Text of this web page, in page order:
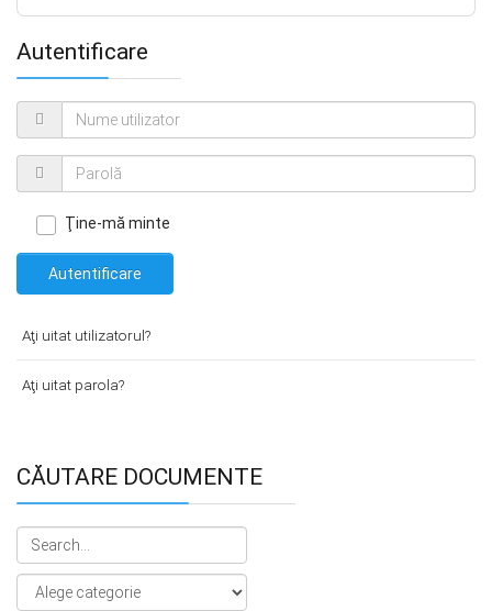
Autentificare
Ţine-mă minte
Autentificare
Aţi uitat utilizatorul?
Aţi uitat parola?
CĂUTARE DOCUMENTE